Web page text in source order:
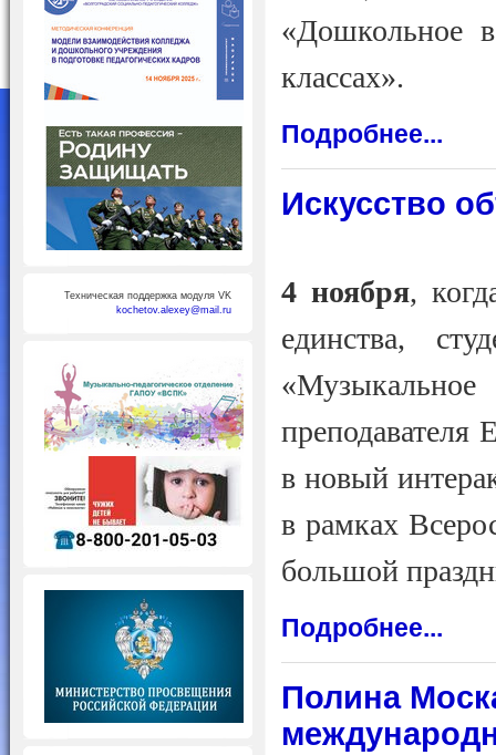
«Дошкольное
классах».
Подробнее...
Искусство
4 ноября,
единства,
в новый
в рамках
большой
Подробнее...
Полина
Техническая поддержка модуля VK
kochetov.alexey@mail.ru